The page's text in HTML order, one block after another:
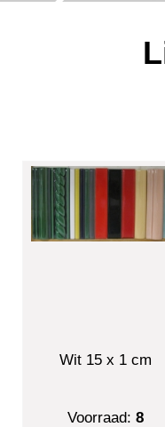
Wit 15 x 1 cm
Voorraad:8